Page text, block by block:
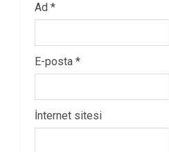
Ad *
E-posta *
İnternet sitesi